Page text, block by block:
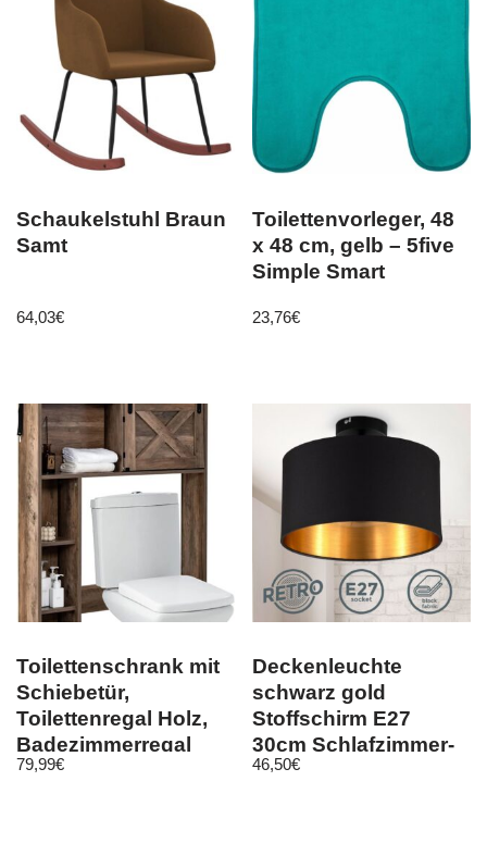
Schaukelstuhl Braun
Samt
64,03€
Toilettenvorleger, 48
x 48 cm, gelb – 5five
Simple Smart
23,76€
Toilettenschrank mit
Schiebetür,
Toilettenregal Holz,
Badezimmerregal
Überbauschrank
79,99€
Deckenleuchte
schwarz gold
Stoffschirm E27
30cm Schlafzimmer-
Lampe Wohnzimmer
46,50€